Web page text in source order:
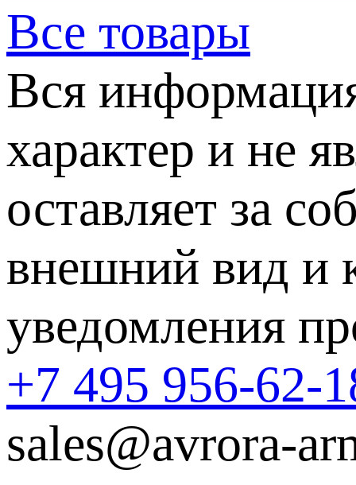
Все товары
Вся
характер и не
оставляет за
внешний вид и
уведомления
+7 495 956-62-
sales@avrora-